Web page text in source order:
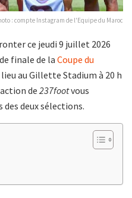
: compte Instagram de l'Equipe du Maroc
ce jeudi 9 juillet 2026
finale de la Coupe du
au Gillette Stadium à 20 h
de 237footvous
deux sélections.